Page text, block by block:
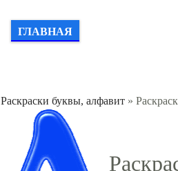
ГЛАВНАЯ
Раскраски буквы, алфавит»